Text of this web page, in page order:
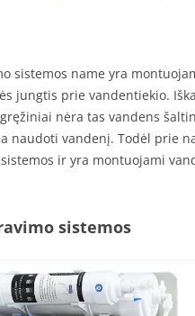
sistemos name yra
jungtis prie vandentiekio.
nėra tas vandens
naudoti vandenį. Todėl prie
ir yra montuojami
sistemos